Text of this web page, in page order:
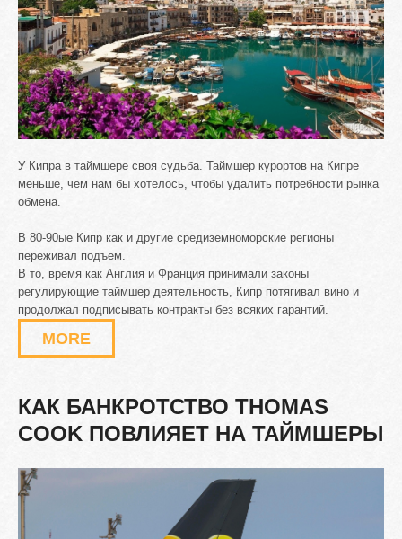
У Кипра в таймшере своя судьба. Таймшер курортов на Кипре
меньше, чем нам бы хотелось, чтобы удалить потребности рынка
обмена.
В 80-90ые Кипр как и другие средиземноморские регионы
переживал подъем.
В то, время как Англия и Франция принимали законы
регулирующие таймшер деятельность, Кипр потягивал вино и
продолжал подписывать контракты без всяких гарантий.
MORE
КАК БАНКРОТСТВО THOMAS
COOK ПОВЛИЯЕТ НА ТАЙМШЕРЫ